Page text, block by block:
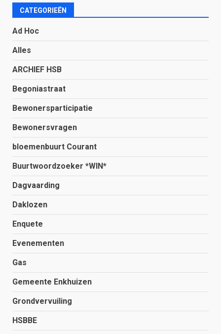
CATEGORIEËN
Ad Hoc
Alles
ARCHIEF HSB
Begoniastraat
Bewonersparticipatie
Bewonersvragen
bloemenbuurt Courant
Buurtwoordzoeker *WIN*
Dagvaarding
Daklozen
Enquete
Evenementen
Gas
Gemeente Enkhuizen
Grondvervuiling
HSBBE